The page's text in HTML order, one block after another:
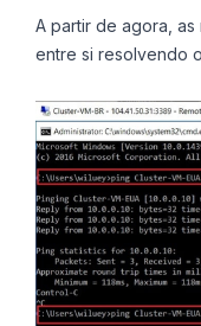
A partir de agora,
entre si resolvendo